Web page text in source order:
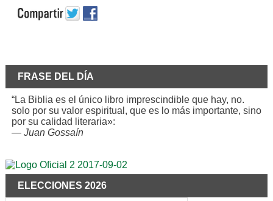
FRASE DEL DÍA
“La Biblia es el único libro imprescindible que hay, no.
solo por su valor espiritual, que es lo más importante, sino
por su calidad literaria»:
— Juan Gossaín
ELECCIONES 2026